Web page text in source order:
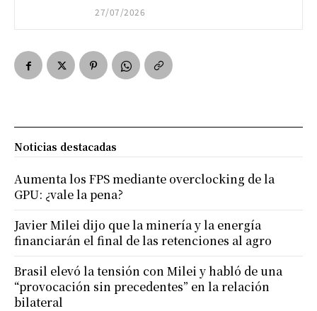
27/07/2026
Noticias destacadas
Aumenta los FPS mediante overclocking de la
GPU: ¿vale la pena?
Javier Milei dijo que la minería y la energía
financiarán el final de las retenciones al agro
Brasil elevó la tensión con Milei y habló de una
“provocación sin precedentes” en la relación
bilateral